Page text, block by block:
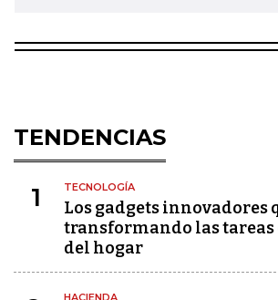
TENDENCIAS
1 TECNOLOGÍA
Los gadgets innovadores
transformando las
del hogar
HACIENDA